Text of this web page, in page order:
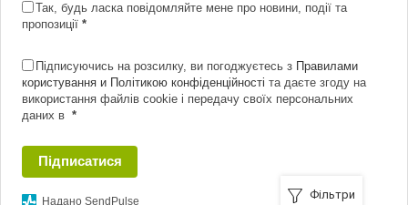
Фільтри
Так, будь ласка повідомляйте мене про новини, події та
пропозиції *
Підписуючись на розсилку, ви погоджуєтесь з Правилами
користування и Політикою конфіденційності та даєте згоду на
використання файлів cookie і передачу своїх персональних
даних в *
Підписатися
Надано SendPulse